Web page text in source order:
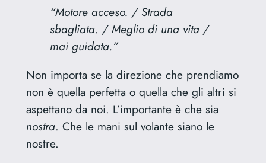
“Motore acceso. / Strada
sbagliata. / Meglio di una vita /
mai guidata.”
Non importa se la direzione che prendiamo
non è quella perfetta o quella che gli altri si
aspettano da noi. L’importante è che sia
nostra. Che le mani sul volante siano le
nostre.